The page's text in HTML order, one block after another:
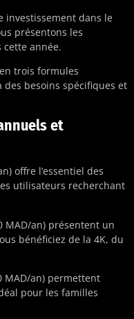
investissement dans le
présentons les
année.
trois formules
besoins spécifiques et
et
offre l’essentiel des
utilisateurs recherchant
MAD/an) présentent un
bénéficiez de la 4K, du
MAD/an) permettent
pour les familles